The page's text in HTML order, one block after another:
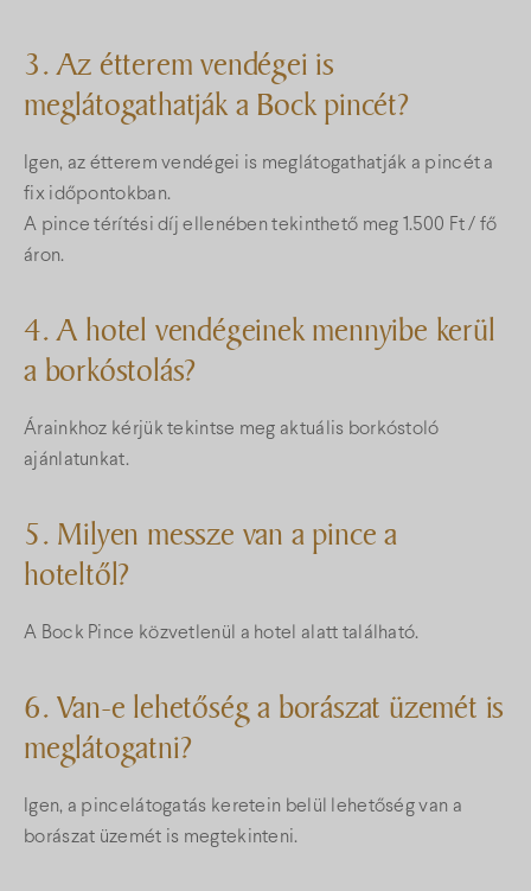
3. Az étterem vendégei is
meglátogathatják a Bock pincét?
Igen, az étterem vendégei is meglátogathatják a pincét a
fix időpontokban.
A pince térítési díj ellenében tekinthető meg 1.500 Ft / fő
áron.
4. A hotel vendégeinek mennyibe kerül
a borkóstolás?
Árainkhoz kérjük tekintse meg aktuális borkóstoló
ajánlatunkat.
5. Milyen messze van a pince a
hoteltől?
A Bock Pince közvetlenül a hotel alatt található.
6. Van-e lehetőség a borászat üzemét is
meglátogatni?
Igen, a pincelátogatás keretein belül lehetőség van a
borászat üzemét is megtekinteni.